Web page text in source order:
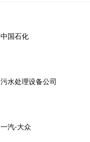
中国石化
污水处理设备公司
一汽-大众